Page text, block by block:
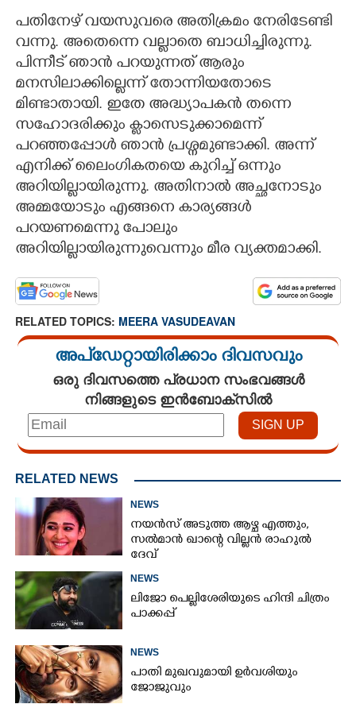
പതിനേഴ് വയസുവരെ അതിക്രമം നേരിടേണ്ടി
വന്നു. അതെന്നെ വല്ലാതെ ബാധിച്ചിരുന്നു.
പിന്നീട് ഞാൻ പറയുന്നത് ആരും
മനസിലാക്കില്ലെന്ന് തോന്നിയതോടെ
മിണ്ടാതായി. ഇതേ അദ്ധ്യാപകൻ തന്നെ
സഹോദരിക്കും ക്ലാസെടുക്കാമെന്ന്
പറഞ്ഞപ്പോൾ ഞാൻ പ്രശ്നമുണ്ടാക്കി. അന്ന്
എനിക്ക് ലൈംഗികതയെ കുറിച്ച് ഒന്നും
അറിയില്ലായിരുന്നു. അതിനാൽ അച്ഛനോടും
അമ്മയോടും എങ്ങനെ കാര്യങ്ങൾ
പറയണമെന്നു പോലും
അറിയില്ലായിരുന്നുവെന്നും മീര വ്യക്തമാക്കി.
RELATED TOPICS: MEERA VASUDEAVAN
അപ്ഡേറ്റായിരിക്കാം ദിവസവും
ഒരു ദിവസത്തെ പ്രധാന സംഭവങ്ങൾ
നിങ്ങളുടെ ഇൻബോക്സിൽ
RELATED NEWS
NEWS
നയൻസ് അടുത്ത ആഴ്ച എത്തും,
സൽമാൻ ഖാന്റെ വില്ലൻ രാഹുൽ
ദേവ്
NEWS
ലിജോ പെല്ലിശേരിയുടെ ഹിന്ദി ചിത്രം
പാക്കപ്പ്
NEWS
പാതി മുഖവുമായി ഉർവശിയും
ജോജുവും